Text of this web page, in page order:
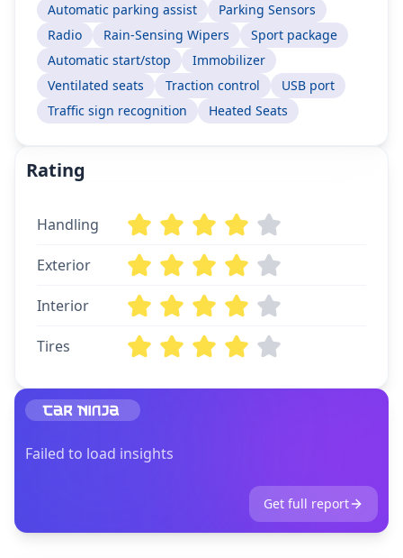
Automatic parking assist
Parking Sensors
Radio
Rain-Sensing Wipers
Sport package
Automatic start/stop
Immobilizer
Ventilated seats
Traction control
USB port
Traffic sign recognition
Heated Seats
Rating
Handling
Exterior
Interior
Tires
Failed to load insights
Get full report